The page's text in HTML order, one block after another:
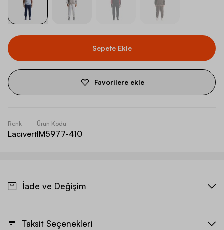
Sepete Ekle
Favorilere ekle
Renk
Lacivert
Ürün Kodu
IM5977-410
İade ve Değişim
Taksit Seçenekleri